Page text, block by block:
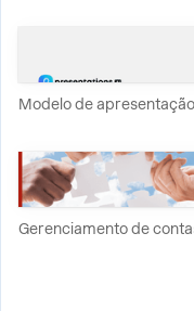
Modelo de
Gerenciamento de